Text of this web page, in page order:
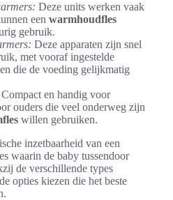
Deze units werken vaak
een warmhoudfles
gebruik.
Deze apparaten zijn snel
met vooraf ingestelde
die de voeding gelijkmatig
Compact en handig voor
ouders die veel onderweg zijn
willen gebruiken.
inzetbaarheid van een
waarin de baby tussendoor
de verschillende types
opties kiezen die het beste